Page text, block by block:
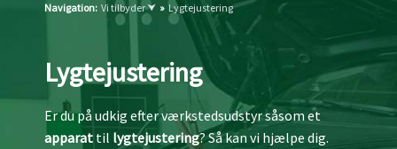
Navigation: Vi tilbyder ⮟ » Lygtejustering
Lygtejustering
Er du på udkig efter værkstedsudstyr såsom et
apparat til lygtejustering? Så kan vi hjælpe dig.